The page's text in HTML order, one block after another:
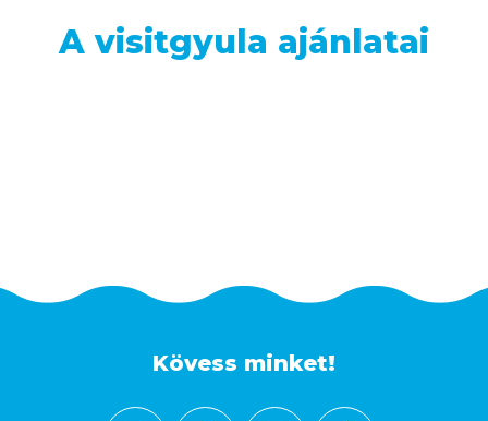
A visitgyula ajánlatai
Kövess minket!